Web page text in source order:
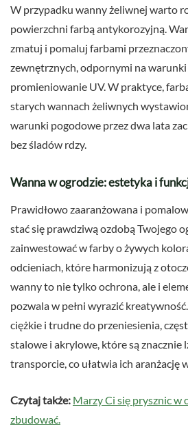
W przypadku wanny żeliwnej warto
powierzchni farbą antykorozyjną.
zmatuj i pomaluj farbami
zewnętrznych, odpornymi na
promieniowanie UV. W praktyce,
starych wannach żeliwnych
warunki pogodowe przez dwa lata
bez śladów rdzy.
Wanna w ogrodzie: estetyka i
Prawidłowo zaaranżowana i
stać się prawdziwą ozdobą Twojego
zainwestować w farby o żywych
odcieniach, które harmonizują z
wanny to nie tylko ochrona, ale i
pozwala w pełni wyrazić
ciężkie i trudne do przeniesienia,
stalowe i akrylowe, które są znacznie
transporcie, co ułatwia ich aranżację
Czytaj także: Marzy Ci się prysznic w
zbudować.